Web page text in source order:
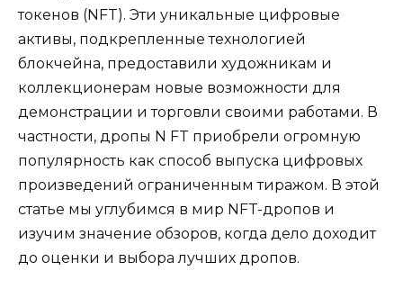
токенов (NFT). Эти уникальные цифровые
активы, подкрепленные технологией
блокчейна, предоставили художникам и
коллекционерам новые возможности для
демонстрации и торговли своими работами. В
частности, дропы N FT приобрели огромную
популярность как способ выпуска цифровых
произведений ограниченным тиражом. В этой
статье мы углубимся в мир NFT-дропов и
изучим значение обзоров, когда дело доходит
до оценки и выбора лучших дропов.